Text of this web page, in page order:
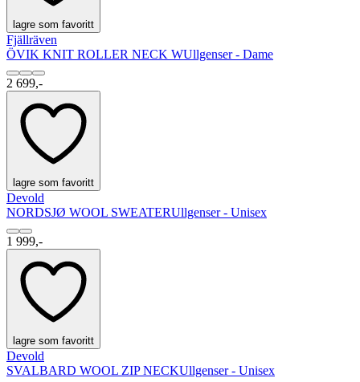
lagre som favoritt
Fjällräven
ÖVIK KNIT ROLLER NECK WUllgenser - Dame
2 699,-
lagre som favoritt
Devold
NORDSJØ WOOL SWEATERUllgenser - Unisex
1 999,-
lagre som favoritt
Devold
SVALBARD WOOL ZIP NECKUllgenser - Unisex